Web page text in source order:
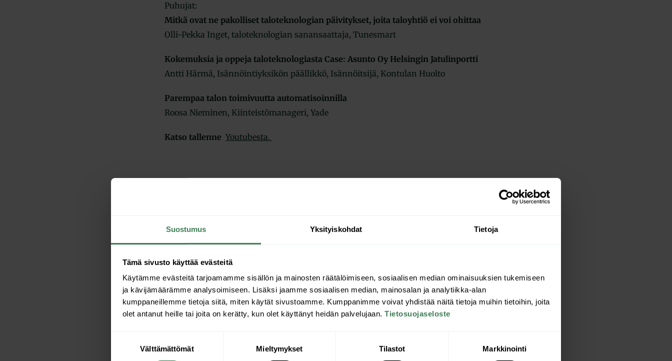
Suostumus Yksityiskohdat Tietoja
Tämä sivusto käyttää evästeitä
Käytämme evästeitä tarjoamamme sisällön ja mainosten räätälöimiseen, sosiaalisen median ominaisuuksien tukemiseen
ja kävijämäärämme analysoimiseen. Lisäksi jaamme sosiaalisen median, mainosalan ja analytiikka-alan
kumppaneillemme tietoja siitä, miten käytät sivustoamme. Kumppanimme voivat yhdistää näitä tietoja muihin tietoihin, joita
olet antanut heille tai joita on kerätty, kun olet käyttänyt heidän palvelujaan. Tietosuojaseloste
Välttämättömät Mieltymykset Tilastot Markkinointi
Puhujat:
Mitkä ovat ne pakolliset taloteknologian päivitykset, joita taloyhtiö ei voi ohittaa
Olli-Pekka Inget, taloteknologian sanansaattaja, Tunesmart
Kokemuksia ja oppeja taloteknologiasta Case: Asunto Oy Helsingin Jatulinportti
Antti Härmä, Isännöintiyksikön päällikkö, Isännöitsijä, Kontulan Huolto
Parempaa talon toimivuutta automatisoinnilla
Roosa Nieminen, Kiinteistömanageri, Yade
Katso tallenne Youtubesta.